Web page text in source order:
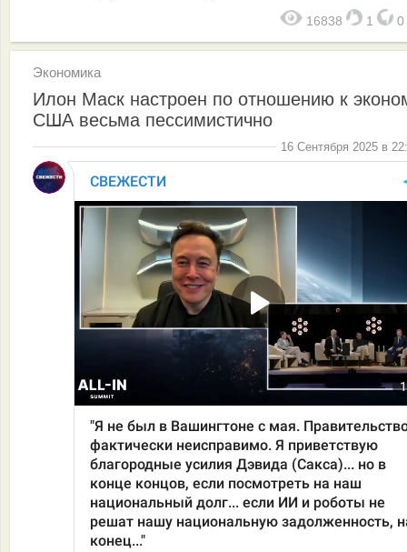
16838 1 0
Экономика
Илон Маск настроен по отношению к
США весьма пессимистично
16 Сентября 2025 в